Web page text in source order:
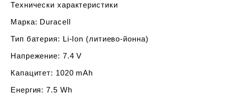
Технически характеристики
Марка: Duracell
Тип батерия: Li-Ion (литиево-йонна)
Напрежение: 7.4 V
Капацитет: 1020 mAh
Енергия: 7.5 Wh